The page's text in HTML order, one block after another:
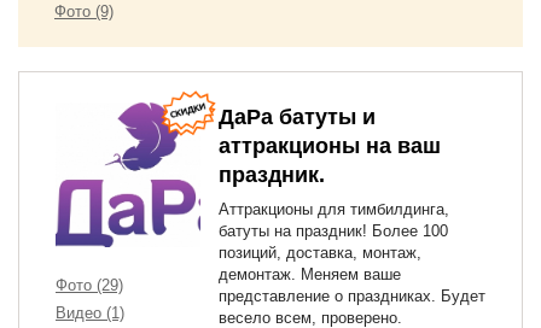
Фото (9)
Фото (29)
Видео (1)
ДаРа батуты и
аттракционы на ваш
праздник.
Аттракционы для тимбилдинга,
батуты на праздник! Более 100
позиций, доставка, монтаж,
демонтаж. Меняем ваше
представление о праздниках. Будет
весело всем, проверено.